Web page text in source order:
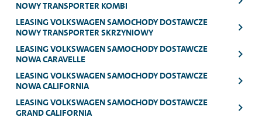
NOWY TRANSPORTER KOMBI
LEASING VOLKSWAGEN SAMOCHODY DOSTAWCZE
NOWY TRANSPORTER SKRZYNIOWY
LEASING VOLKSWAGEN SAMOCHODY DOSTAWCZE
NOWA CARAVELLE
LEASING VOLKSWAGEN SAMOCHODY DOSTAWCZE
NOWA CALIFORNIA
LEASING VOLKSWAGEN SAMOCHODY DOSTAWCZE
GRAND CALIFORNIA